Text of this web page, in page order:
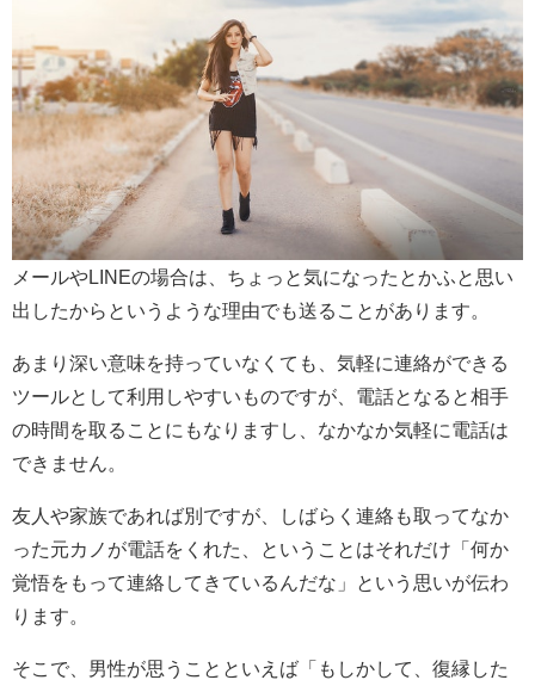
メールやLINEの場合は、ちょっと気になったとかふと思い
出したからというような理由でも送ることがあります。
あまり深い意味を持っていなくても、気軽に連絡ができる
ツールとして利用しやすいものですが、電話となると相手
の時間を取ることにもなりますし、なかなか気軽に電話は
できません。
友人や家族であれば別ですが、しばらく連絡も取ってなか
った元カノが電話をくれた、ということはそれだけ「何か
覚悟をもって連絡してきているんだな」という思いが伝わ
ります。
そこで、男性が思うことといえば「もしかして、復縁した